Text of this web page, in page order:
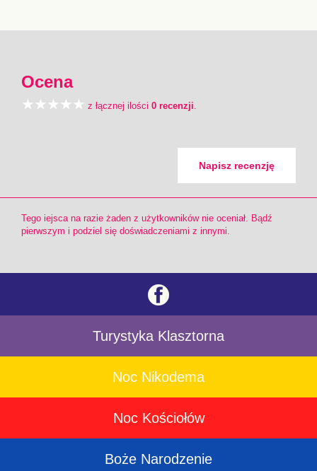
Ocena
z łącznej ilości 0 recenzji.
Napisz recenzję
Tego iejsca na razie żaden z użytkowników nie oceniał. Bądź
pierwszym i podziel się doświadczeniami z innymi.
Turystyka Klasztorna
Noc Nikodema
Noc Kościołów
Boże Narodzenie